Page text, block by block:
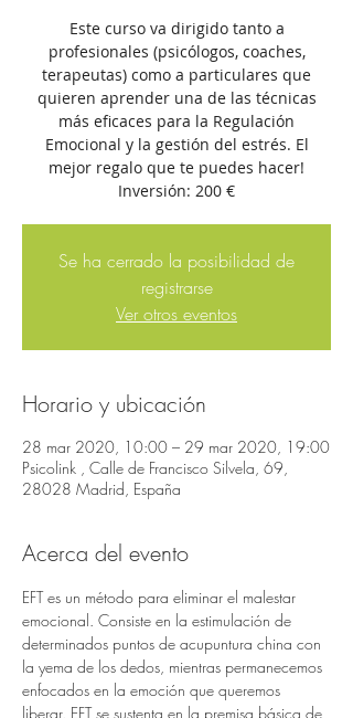
Este curso va dirigido tanto a
profesionales (psicólogos, coaches,
terapeutas) como a particulares que
quieren aprender una de las técnicas
más eficaces para la Regulación
Emocional y la gestión del estrés. El
mejor regalo que te puedes hacer!
Inversión: 200 €
Se ha cerrado la posibilidad de
registrarse
Ver otros eventos
Horario y ubicación
28 mar 2020, 10:00 – 29 mar 2020, 19:00
Psicolink , Calle de Francisco Silvela, 69,
28028 Madrid, España
Acerca del evento
EFT es un método para eliminar el malestar
emocional. Consiste en la estimulación de
determinados puntos de acupuntura china con
la yema de los dedos, mientras permanecemos
enfocados en la emoción que queremos
liberar. EFT se sustenta en la premisa básica de